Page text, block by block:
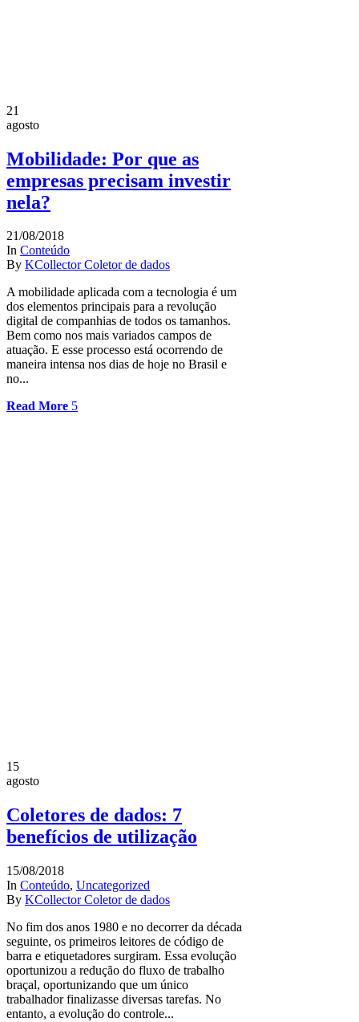
21
agosto
Mobilidade: Por que as
empresas precisam investir
nela?
21/08/2018
In Conteúdo
By KCollector Coletor de dados
A mobilidade aplicada com a tecnologia é um
dos elementos principais para a revolução
digital de companhias de todos os tamanhos.
Bem como nos mais variados campos de
atuação. E esse processo está ocorrendo de
maneira intensa nos dias de hoje no Brasil e
no...
Read More
15
agosto
Coletores de dados: 7
benefícios de utilização
15/08/2018
In Conteúdo, Uncategorized
By KCollector Coletor de dados
No fim dos anos 1980 e no decorrer da década
seguinte, os primeiros leitores de código de
barra e etiquetadores surgiram. Essa evolução
oportunizou a redução do fluxo de trabalho
braçal, oportunizando que um único
trabalhador finalizasse diversas tarefas. No
entanto, a evolução do controle...